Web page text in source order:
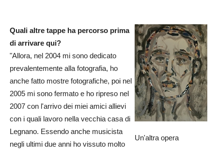
Un'altra opera
Quali altre tappe ha percorso prima
di arrivare qui?
"Allora, nel 2004 mi sono dedicato
prevalentemente alla fotografia, ho
anche fatto mostre fotografiche, poi nel
2005 mi sono fermato e ho ripreso nel
2007 con l'arrivo dei miei amici allievi
con i quali lavoro nella vecchia casa di
Legnano. Essendo anche musicista
negli ultimi due anni ho vissuto molto